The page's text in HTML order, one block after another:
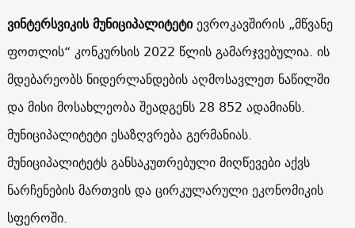
ვინტერსვიკისმუნიციპალიტეტიევროკავშირის „მწვანე
ფოთლის“ კონკურსის 2022 წლის გამარჯვებულია. ის
მდებარეობს ნიდერლანდების აღმოსავლეთ ნაწილში
და მისი მოსახლეობა შეადგენს 28 852 ადამიანს.
მუნიციპალიტეტი ესაზღვრება გერმანიას.
მუნიციპალიტეტს განსაკუთრებული მიღწევები აქვს
ნარჩენების მართვის და ცირკულარული ეკონომიკის
სფეროში.